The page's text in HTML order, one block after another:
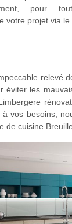
pour
votre projet via
relevé
les
vos besoins,
de cuisine